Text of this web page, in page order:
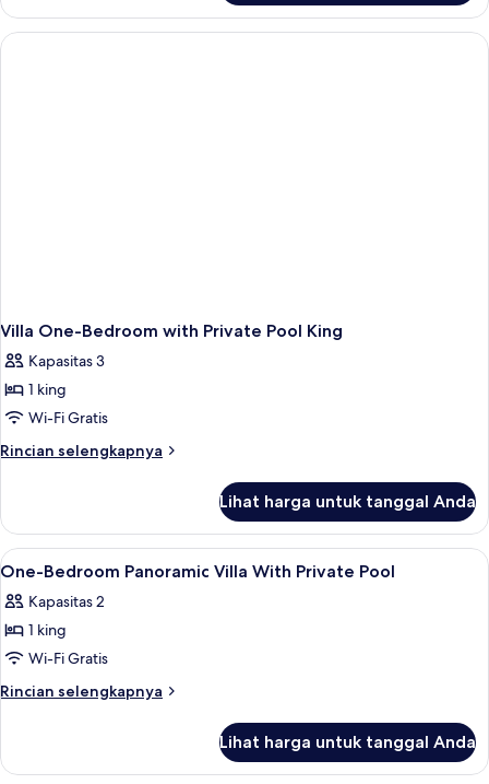
One-
Bedroom
Villa
Villa One-Bedroom with Private Pool King
Kapasitas 3
1 king
Wi-Fi Gratis
Rincian selengkapnya
Rincian
Villa
One-
Bedroom
Private
Pool
Lihat harga untuk tanggal Anda
Lihat
semua
foto
untuk
One-
Bedroom
With
Brankas, tirai kedap cahaya, kedap
6
One-Bedroom Panoramic Villa With Private Pool
Kapasitas 2
1 king
Wi-Fi Gratis
Rincian selengkapnya
Rincian
One-
Lihat harga untuk tanggal Anda